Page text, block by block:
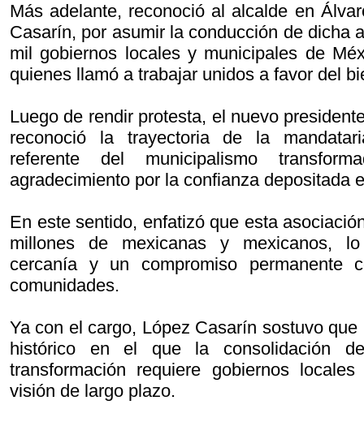
Más adelante, reconoció al alcalde en
Casarín, por asumir la conducción de dicha
mil gobiernos locales y municipales de
quienes llamó a trabajar unidos a favor del
Luego de rendir protesta, el nuevo
reconoció la trayectoria de la
referente del municipalismo
agradecimiento por la confianza depositada
En este sentido, enfatizó que esta
millones de mexicanas y mexicanos,
cercanía y un compromiso permanente
comunidades.
Ya con el cargo, López Casarín sostuvo
histórico en el que la consolidación
transformación requiere gobiernos
visión de largo plazo.